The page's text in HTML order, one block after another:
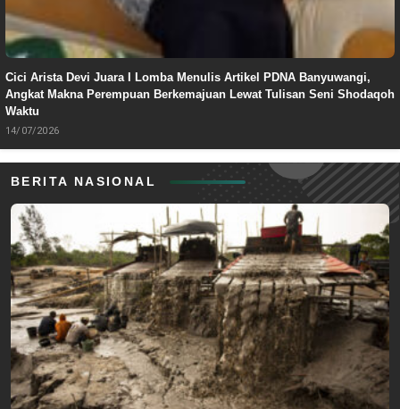
Cici Arista Devi Juara I Lomba Menulis Artikel PDNA Banyuwangi,
Angkat Makna Perempuan Berkemajuan Lewat Tulisan Seni Shodaqoh
Waktu
14/07/2026
BERITA NASIONAL